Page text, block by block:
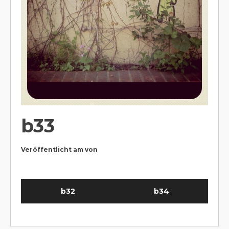
b33
Veröffentlicht am von
b32 b34